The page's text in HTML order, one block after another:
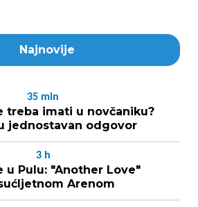
Najnovije
35 min
treba imati u novčaniku?
jednostavan odgovor
3 h
u Pulu: "Another Love"
Arenom